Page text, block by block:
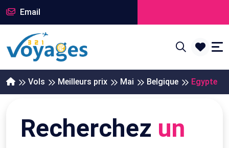
Email
Vols Meilleurs prix Mai Belgique Egypte
Recherchez un